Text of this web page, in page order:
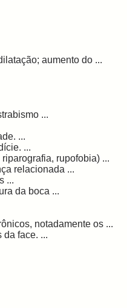
aumento do ...
...
...
...
rupofobia) ...
relacionada ...
...
da boca ...
notadamente os ...
face. ...